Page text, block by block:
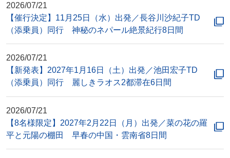
2026/07/21
【催行決定】11月25日（水）出発／長谷川沙紀子TD
（添乗員）同行 神秘のネパール絶景紀行8日間
2026/07/21
【新発表】2027年1月16日（土）出発／池田宏子TD
（添乗員）同行 麗しきラオス2都滞在6日間
2026/07/21
【8名様限定】2027年2月22日（月）出発／菜の花の羅
平と元陽の棚田 早春の中国・雲南省8日間